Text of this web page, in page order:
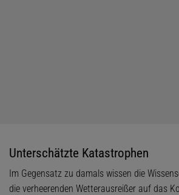
Unterschätzte Katastrophen
Im Gegensatz zu damals wissen die
die verheerenden Wetterausreißer auf das